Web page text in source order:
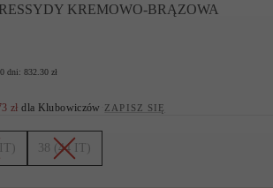
KREMOWO-BRĄZOWA
dni: 832.30 zł
zł dla Klubowiczów ·ZAPISZ SIĘ
IT) 38 (44 IT)